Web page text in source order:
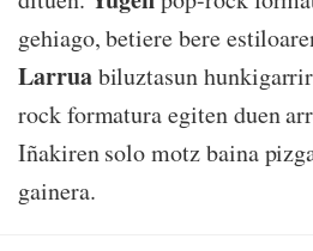
gehiago, betiere bere
Larruabiluztasun
rock formatura egiten duen
Iñakiren solo motz baina
gainera.